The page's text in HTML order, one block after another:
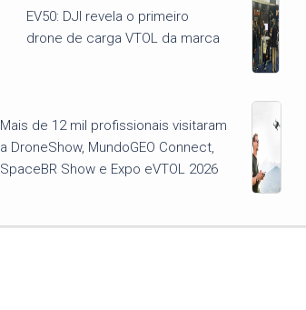
EV50: DJI revela o primeiro
drone de carga VTOL da marca
Mais de 12 mil profissionais visitaram
a DroneShow, MundoGEO Connect,
SpaceBR Show e Expo eVTOL 2026